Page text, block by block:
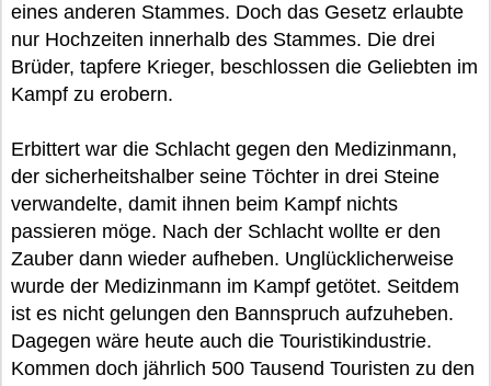
eines anderen Stammes. Doch das Gesetz erlaubte
nur Hochzeiten innerhalb des Stammes. Die drei
Brüder, tapfere Krieger, beschlossen die Geliebten im
Kampf zu erobern.
Erbittert war die Schlacht gegen den Medizinmann,
der sicherheitshalber seine Töchter in drei Steine
verwandelte, damit ihnen beim Kampf nichts
passieren möge. Nach der Schlacht wollte er den
Zauber dann wieder aufheben. Unglücklicherweise
wurde der Medizinmann im Kampf getötet. Seitdem
ist es nicht gelungen den Bannspruch aufzuheben.
Dagegen wäre heute auch die Touristikindustrie.
Kommen doch jährlich 500 Tausend Touristen zu den